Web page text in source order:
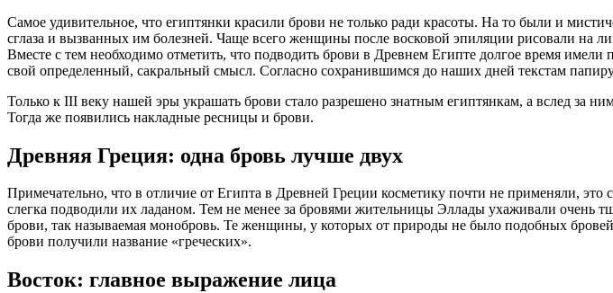
Самое удивительное, что египтянки красили брови не только ради красоты. На то были и
сглаза и вызванных им болезней. Чаще всего женщины после восковой эпиляции рисовали
Вместе с тем необходимо отметить, что подводить брови в Древнем Египте долгое время
свой определенный, сакральный смысл. Согласно сохранившимся до наших дней текстам
Только к III веку нашей эры украшать брови стало разрешено знатным египтянкам, а вслед за
Тогда же появились накладные ресницы и брови.
Древняя Греция: одна бровь лучше двух
Примечательно, что в отличие от Египта в Древней Греции косметику почти не применяли,
слегка подводили их ладаном. Тем не менее за бровями жительницы Эллады ухаживали очень
брови, так называемая монобровь. Те женщины, у которых от природы не было подобных
брови получили название «греческих».
Восток: главное выражение лица